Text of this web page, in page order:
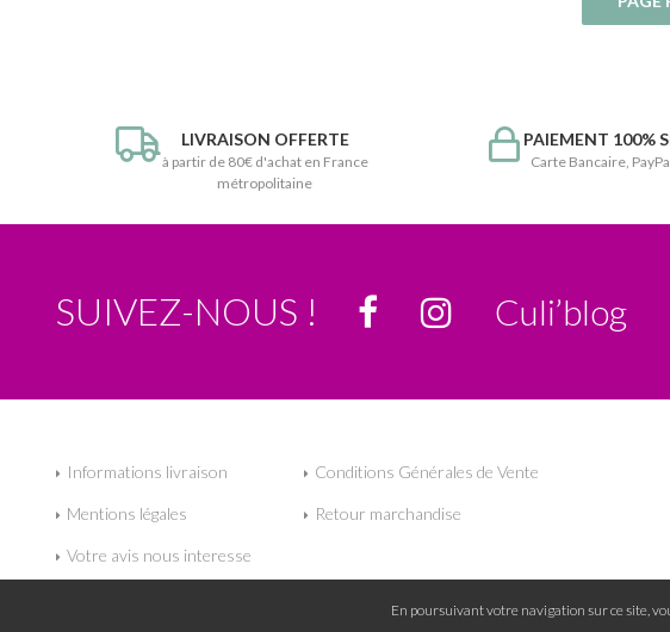
LIVRAISON OFFERTE
à partir de 80€ d'achat en France
métropolitaine
PAIEMENT 100%
Carte Bancaire,
SUIVEZ-NOUS ! Culi’blog
Informations livraison Conditions Générales de Vente
Mentions légales Retour marchandise
Votre avis nous interesse
En poursuivant votre navigation sur ce site,